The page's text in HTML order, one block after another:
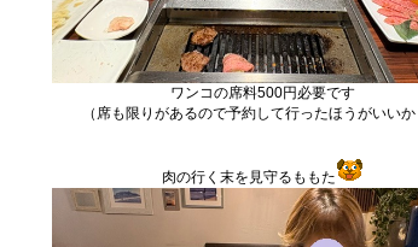
ワンコの席料500円必要です
（席も限りがあるので予約して行ったほうがいい
肉の行く末を見守るももた